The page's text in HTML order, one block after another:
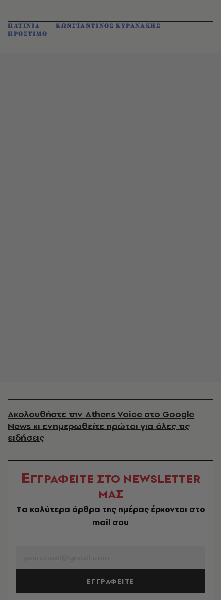
ΠΑΤΙΝΙΑ
ΚΩΝΣΤΑΝΤΙΝΟΣ ΚΥΡΑΝΑΚΗΣ
ΠΡΟΣΤΙΜΟ
Ακολουθήστε την Athens Voice στο Google
News κι ενημερωθείτε πρώτοι για όλες τις
ειδήσεις
ΕΓΓΡΑΦΕΙΤΕ ΣΤΟ NEWSLETTER
ΜΑΣ
Tα καλύτερα άρθρα της ημέρας έρχονται στο
mail σου
ΕΓΓΡΑΦΕΙΤΕ